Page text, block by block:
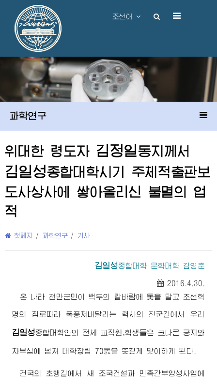
조선어
과학연구
위대한 령도자 김정일동지 께서
김일성종합대학시기 주체적출판보
도사상사에 쌓아올리신 불멸의 업
적
첫페지 / 과학연구 / 기사
김일성종합대학 문학대학 김영춘
2016.4.30.
온 나라 천만군민이 백두의 칼바람에 돛을 달고 조선혁
명의 침로따라 폭풍쳐내달리는 력사의 진군길에서 우리
김일성종합대학안의 전체 교직원,학생들은 크나큰 긍지와
자부심에 넘쳐 대학창립 70돐을 뜻깊게 맞이하게 된다.
건국의 초행길에서 새 조국건설과 민족간부양성사업에